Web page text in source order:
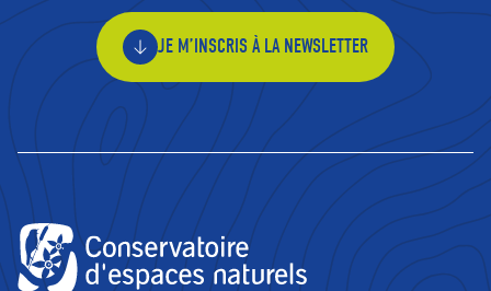
JE M’INSCRIS À LA NEWSLETTER